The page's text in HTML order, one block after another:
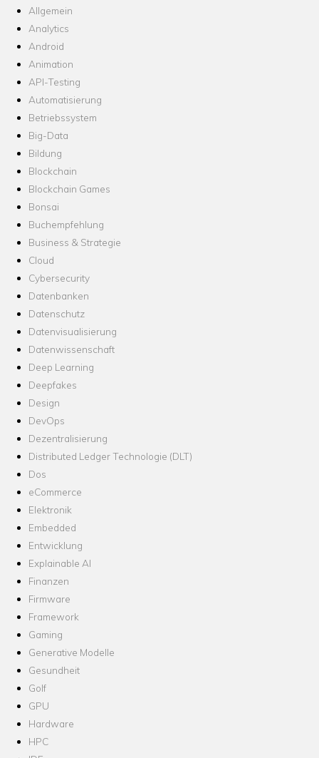
Allgemein
Analytics
Android
Animation
API-Testing
Automatisierung
Betriebssystem
Big-Data
Bildung
Blockchain
Blockchain Games
Bonsai
Buchempfehlung
Business & Strategie
Cloud
Cybersecurity
Datenbanken
Datenschutz
Datenvisualisierung
Datenwissenschaft
Deep Learning
Deepfakes
Design
DevOps
Dezentralisierung
Distributed Ledger Technologie (DLT)
Dos
eCommerce
Elektronik
Embedded
Entwicklung
Explainable AI
Finanzen
Firmware
Framework
Gaming
Generative Modelle
Gesundheit
Golf
GPU
Hardware
HPC